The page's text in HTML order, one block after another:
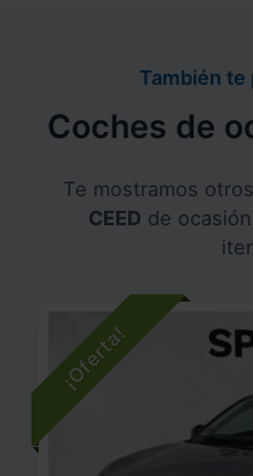
También
Coches de
Te mostramos
CEED de